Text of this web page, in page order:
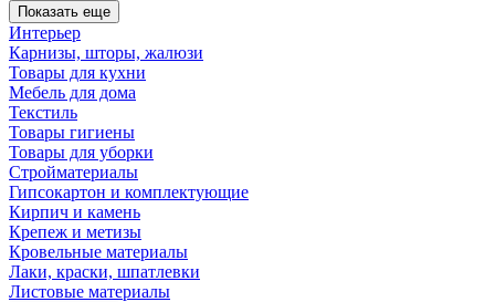
Показать еще
Интерьер
Карнизы, шторы, жалюзи
Товары для кухни
Мебель для дома
Текстиль
Товары гигиены
Товары для уборки
Стройматериалы
Гипсокартон и комплектующие
Кирпич и камень
Крепеж и метизы
Кровельные материалы
Лаки, краски, шпатлевки
Листовые материалы